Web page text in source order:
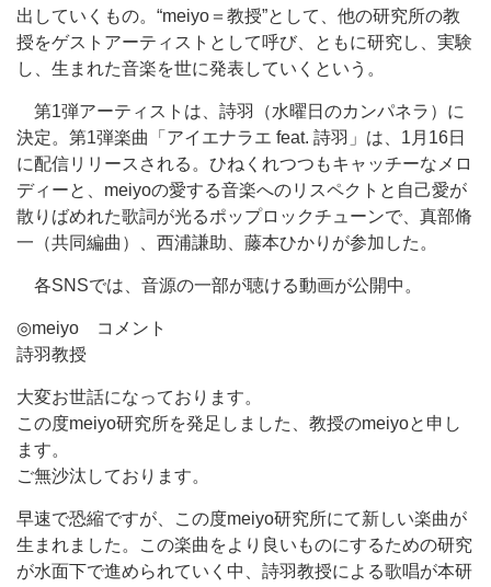
出していくもの。“meiyo＝教授”として、他の研究所の教
授をゲストアーティストとして呼び、ともに研究し、実験
し、生まれた音楽を世に発表していくという。
第1弾アーティストは、詩羽（水曜日のカンパネラ）に
決定。第1弾楽曲「アイエナラエ feat. 詩羽」は、1月16日
に配信リリースされる。ひねくれつつもキャッチーなメロ
ディーと、meiyoの愛する音楽へのリスペクトと自己愛が
散りばめれた歌詞が光るポップロックチューンで、真部脩
一（共同編曲）、西浦謙助、藤本ひかりが参加した。
各SNSでは、音源の一部が聴ける動画が公開中。
◎meiyo コメント
詩羽教授
大変お世話になっております。
この度meiyo研究所を発足しました、教授のmeiyoと申し
ます。
ご無沙汰しております。
早速で恐縮ですが、この度meiyo研究所にて新しい楽曲が
生まれました。この楽曲をより良いものにするための研究
が水面下で進められていく中、詩羽教授による歌唱が本研